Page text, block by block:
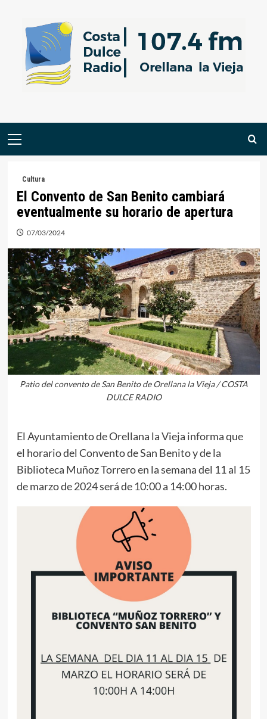
contenido
Menú
Cultura
El Convento de San Benito cambiará
eventualmente su horario de apertura
07/03/2024
Patio del convento de San Benito de Orellana la Vieja / COSTA
DULCE RADIO
El Ayuntamiento de Orellana la Vieja informa que
el horario del Convento de San Benito y de la
Biblioteca Muñoz Torrero en la semana del 11 al 15
de marzo de 2024 será de 10:00 a 14:00 horas.